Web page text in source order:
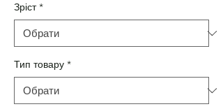
Зріст *
Тип товару *